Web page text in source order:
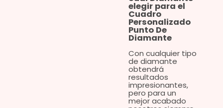
elegir para el
Cuadro
Personalizado
Punto De
Diamante
Con cualquier tipo
de diamante
obtendrá
resultados
impresionantes,
pero para un
mejor acabado